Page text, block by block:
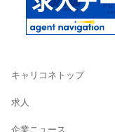
キャリコネトップ
求人
企業ニュース